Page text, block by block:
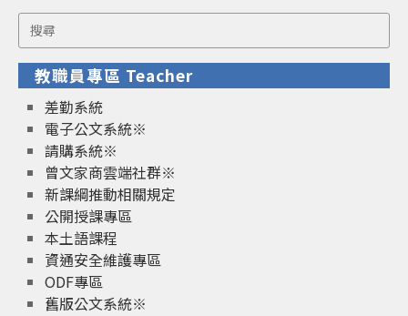
Search
for:
教職員專區 Teacher
差勤系統
電子公文系統※
請購系統※
曾文家商雲端社群※
新課綱推動相關規定
公開授課專區
本土語課程
資通安全維護專區
ODF專區
舊版公文系統※